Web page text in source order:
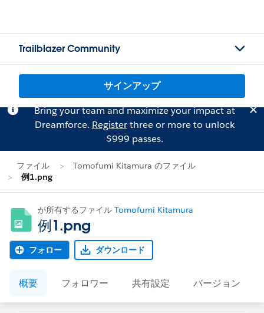
Trailblazer Community
サインアップ
Bring your team and maximize your impact at
Dreamforce. Registerthree or more to unlock
$999 passes.
ファイル
Tomofumi Kitamura のファイル
例1.png
が所有するファイル Tomofumi Kitamura
例1.png
フォロー ダウンロード
概要 フォロワー 共有設定 バージョン